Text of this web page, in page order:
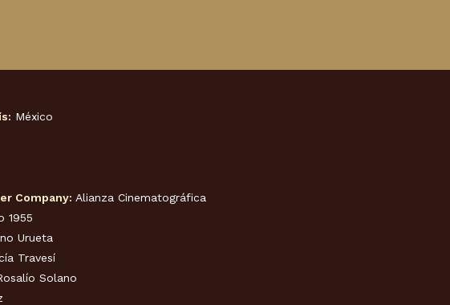
México
Company: Alianza Cinematográfica
1955
Urueta
Travesí
Solano